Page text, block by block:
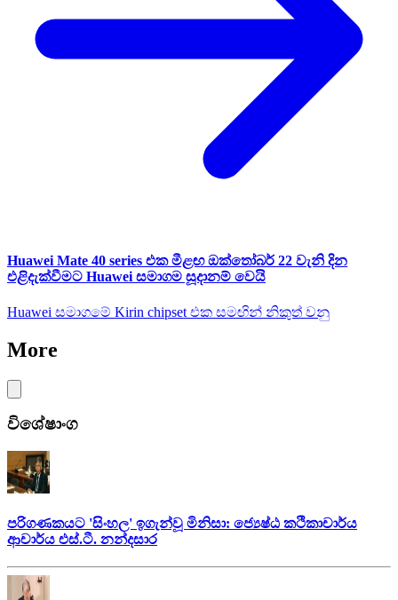
Huawei Mate 40 series එක මීළඟ ඔක්තෝබර් 22 වැනි දින
එළිදැක්වීමට Huawei සමාගම සූදානම් වෙයි
Huawei සමාගමේ Kirin chipset එක සමඟින් නිකුත් වනු
More
විශේෂාංග
පරිගණකයට 'සිංහල' ඉගැන්වූ මිනිසා: ජ්‍යෙෂ්ඨ කථිකාචාර්ය
ආචාර්ය එස්.ටී. නන්දසාර